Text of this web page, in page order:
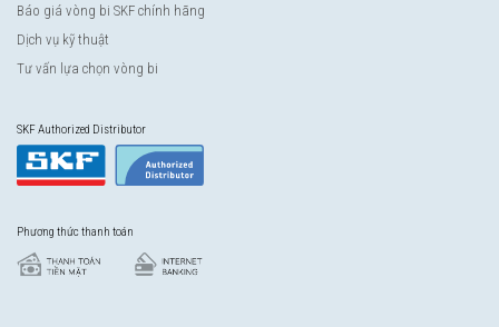
Báo giá vòng bi SKF chính hãng
Dịch vụ kỹ thuật
Tư vấn lựa chọn vòng bi
SKF Authorized Distributor
Phương thức thanh toán